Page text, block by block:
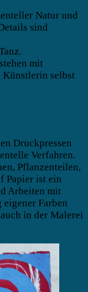
Natur und
sind
mit
Künstlerin selbst
Druckpressen
Verfahren.
Pflanzenteilen,
Papier ist ein
Arbeiten mit
Farben
in der Malerei